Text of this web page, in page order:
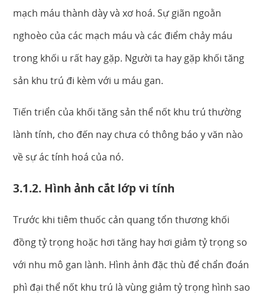
mạch máu thành dày và xơ hoá. Sự giãn ngoằn
nghoèo của các mạch máu và các điểm chảy máu
trong khối u rất hay gặp. Người ta hay gặp khối tăng
sản khu trú đi kèm với u máu gan.
Tiến triển của khối tăng sản thể nốt khu trú thường
lành tính, cho đến nay chưa có thông báo y văn nào
về sự ác tính hoá của nó.
3.1.2. Hình ảnh cắt lớp vi tính
Trước khi tiêm thuốc cản quang tổn thương khối
đồng tỷ trọng hoặc hơi tăng hay hơi giảm tỷ trọng so
với nhu mô gan lành. Hình ảnh đặc thù để chẩn đoán
phì đại thể nốt khu trú là vùng giảm tỷ trọng hình sao